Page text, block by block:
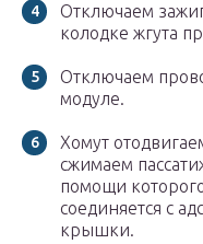
Отключаем
колодке жгута
Отключаем
модуле.
Хомут
сжимаем
помощи
соединяется с
крышки.